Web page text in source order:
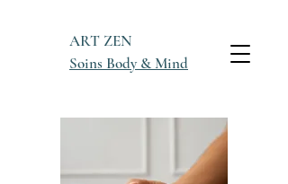
ART ZEN
Soins Body & Mind